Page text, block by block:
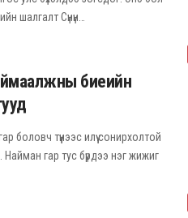
шалгалт Сүнүн…
биеийн
түүнээс илүү сонирхолтой
гар тус бүрдээ нэг жижиг